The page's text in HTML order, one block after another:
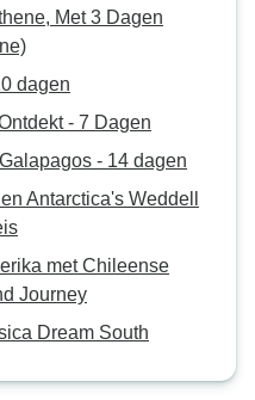
Met 3 Dagen
dagen
- 7 Dagen
- 14 dagen
Antarctica's Weddell
met Chileense
Journey
Dream South